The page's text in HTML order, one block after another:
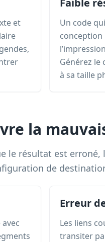
et
Faible
Un code
conception
Générez le
à sa taille
la
le résultat est
de
Erreur
Les liens
transiter